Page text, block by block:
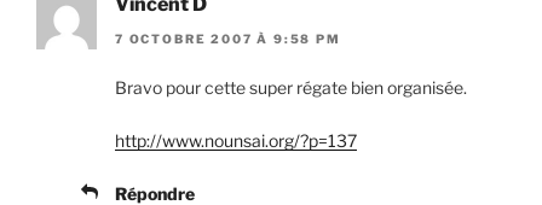
7 OCTOBRE 2007 À 9:58 PM
Bravo pour cette super régate bien organisée.
http://www.nounsai.org/?p=137
Répondre